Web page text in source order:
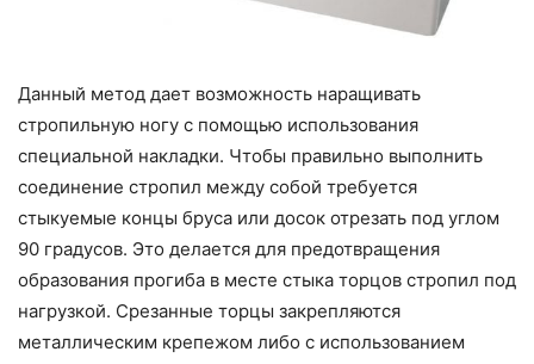
Данный метод дает возможность наращивать
стропильную ногу с помощью использования
специальной накладки. Чтобы правильно выполнить
соединение стропил между собой требуется
стыкуемые концы бруса или досок отрезать под углом
90 градусов. Это делается для предотвращения
образования прогиба в месте стыка торцов стропил под
нагрузкой. Срезанные торцы закрепляются
металлическим крепежом либо с использованием